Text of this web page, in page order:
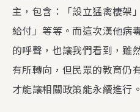
主，包含：「設立猛禽棲架
給付」等等。而這次漢他病
的呼聲，也讓我們看到，雖
有所轉向，但民眾的教育仍
才能讓相關政策能永續進行。